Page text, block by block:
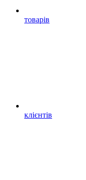
товарів
клієнтів